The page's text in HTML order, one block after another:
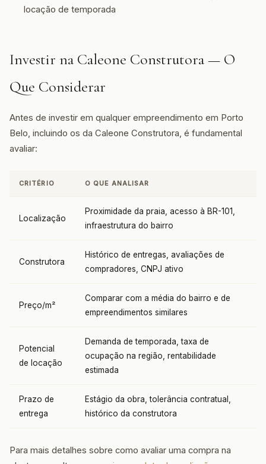
locação de temporada
Investir na Caleone Construtora — O
Que Considerar
Antes de investir em qualquer empreendimento em Porto
Belo, incluindo os da Caleone Construtora, é fundamental
avaliar:
CRITÉRIO O QUE ANALISAR
Localização
Proximidade da praia, acesso à BR-101,
infraestrutura do bairro
Construtora
Histórico de entregas, avaliações de
compradores, CNPJ ativo
Preço/m²
Comparar com a média do bairro e de
empreendimentos similares
Potencial
de locação
Demanda de temporada, taxa de
ocupação na região, rentabilidade
estimada
Prazo de
entrega
Estágio da obra, tolerância contratual,
histórico da construtora
Para mais detalhes sobre como avaliar uma compra na